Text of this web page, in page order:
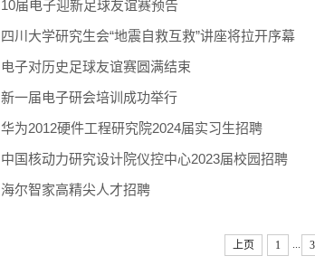
10届电子迎新足球友谊赛预告
四川大学研究生会“地震自救互救”讲座将拉开序幕
电子对历史足球友谊赛圆满结束
新一届电子研会培训成功举行
华为2012硬件工程研究院2024届实习生招聘
中国核动力研究设计院仪控中心2023届校园招聘
海尔智家高精尖人才招聘
上页 1